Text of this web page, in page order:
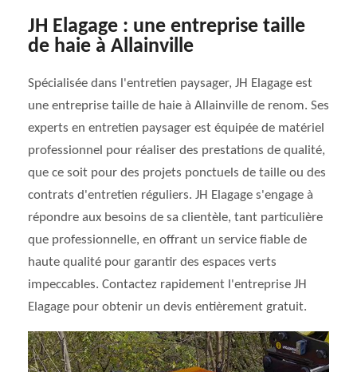
JH Elagage : une entreprise taille
de haie à Allainville
Spécialisée dans l'entretien paysager, JH Elagage est
une entreprise taille de haie à Allainville de renom. Ses
experts en entretien paysager est équipée de matériel
professionnel pour réaliser des prestations de qualité,
que ce soit pour des projets ponctuels de taille ou des
contrats d'entretien réguliers. JH Elagage s'engage à
répondre aux besoins de sa clientèle, tant particulière
que professionnelle, en offrant un service fiable de
haute qualité pour garantir des espaces verts
impeccables. Contactez rapidement l'entreprise JH
Elagage pour obtenir un devis entièrement gratuit.